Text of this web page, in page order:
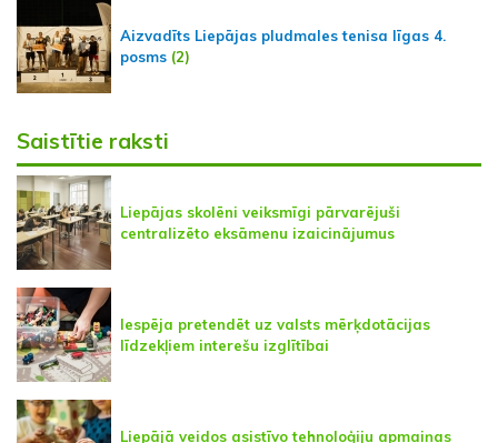
Aizvadīts Liepājas pludmales tenisa līgas 4.
posms (2)
Saistītie raksti
Liepājas skolēni veiksmīgi pārvarējuši
centralizēto eksāmenu izaicinājumus
Iespēja pretendēt uz valsts mērķdotācijas
līdzekļiem interešu izglītībai
Liepājā veidos asistīvo tehnoloģiju apmaiņas